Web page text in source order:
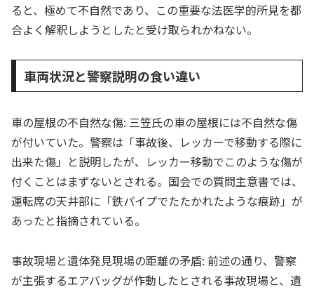
ると、極めて不自然であり、この重要な法医学的所見を都
合よく解釈しようとしたと受け取られかねない。
車両状況と警察説明の食い違い
車の屋根の不自然な傷: 三笠氏の車の屋根には不自然な傷
が付いていた。警察は「事故後、レッカーで移動する際に
出来た傷」と説明したが、レッカー移動でこのような傷が
付くことはまずないとされる。国会での質問主意書では、
運転席の天井部に「鉄パイプでたたかれたような痕跡」が
あったと指摘されている。
事故現場と遺体発見現場の距離の矛盾: 前述の通り、警察
が主張するエアバッグが作動したとされる事故現場と、遺